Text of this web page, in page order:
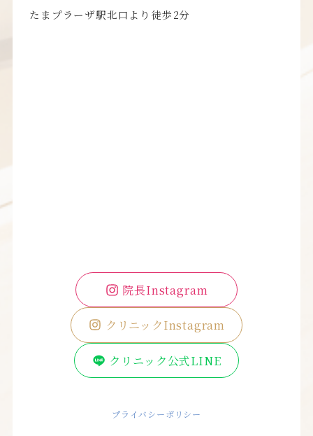
たまプラーザ駅北口より徒歩2分
院長Instagram
クリニックInstagram
クリニック公式LINE
プライバシーポリシー